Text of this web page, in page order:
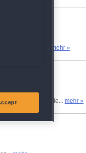
leichter, wenn...
mehr »
wird und sie... mehr »